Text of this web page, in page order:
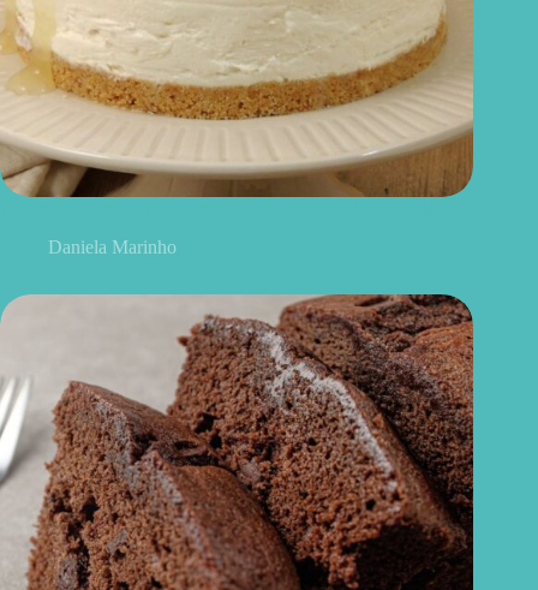
Daniela Marinho